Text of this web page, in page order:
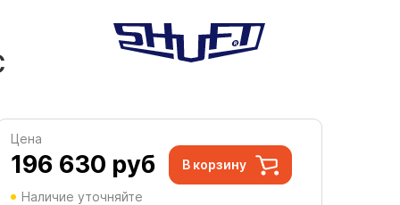
Цена
196 630 руб В корзину
Наличие уточняйте